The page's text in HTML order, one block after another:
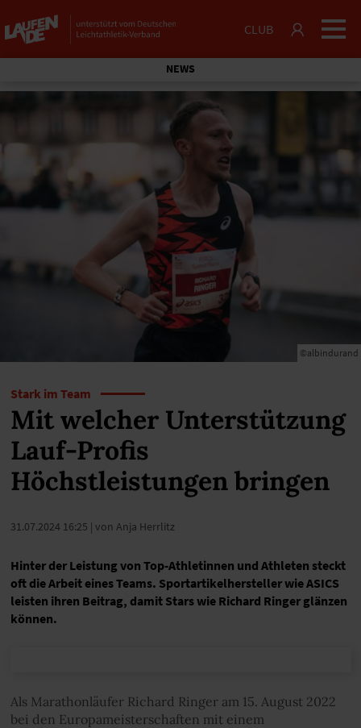
CLUB
NEWS
©albindurand
Stark im Team
Mit welcher Unterstützung
Lauf-Profis
Höchstleistungen bringen
31.07.2024 16:25 | von Anja Herrlitz
Hinter der Leistung von Top-Athletinnen und Athleten steckt
oft die Arbeit eines Teams. Sportartikelhersteller wie ASICS
leisten ihren Beitrag, damit Stars wie Richard Ringer glänzen
können.
Als Marathonläufer Richard Ringer am 15. August 2022
bei den Europameisterschaften mit einem